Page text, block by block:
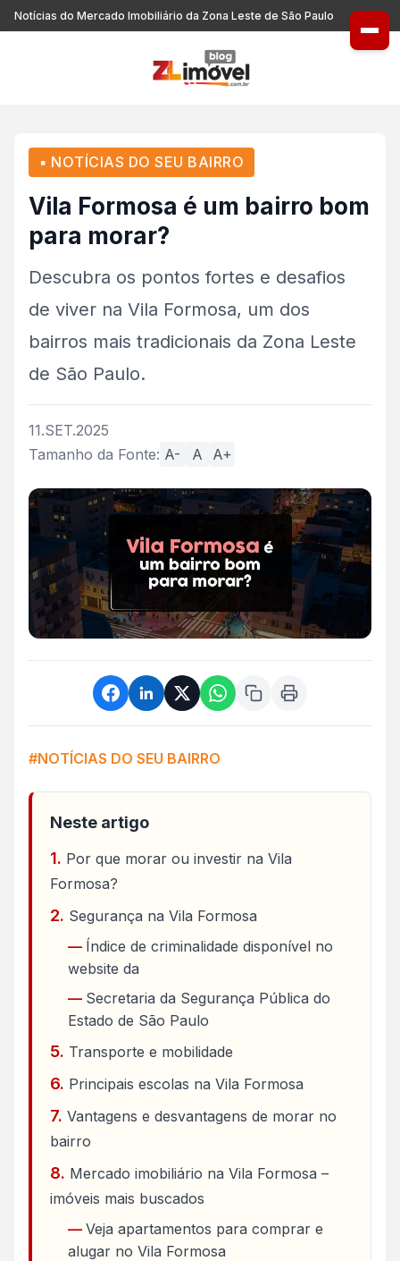
Notícias do Mercado Imobiliário da Zona Leste de São Paulo
▪ NOTÍCIAS DO SEU BAIRRO
Vila Formosa é um bairro bom
para morar?
Descubra os pontos fortes e desafios
de viver na Vila Formosa, um dos
bairros mais tradicionais da Zona Leste
de São Paulo.
11.SET.2025
Tamanho da Fonte: A- A A+
#NOTÍCIAS DO SEU BAIRRO
Neste artigo
Por que morar ou investir na Vila
Formosa?
Segurança na Vila Formosa
Índice de criminalidade disponível no
website da
Secretaria da Segurança Pública do
Estado de São Paulo
Transporte e mobilidade
Principais escolas na Vila Formosa
Vantagens e desvantagens de morar no
bairro
Mercado imobiliário na Vila Formosa –
imóveis mais buscados
Veja apartamentos para comprar e
alugar no Vila Formosa